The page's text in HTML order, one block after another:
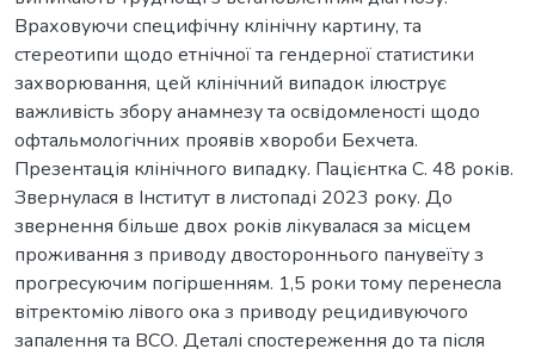
Враховуючи специфічну клінічну картину, та
стереотипи щодо етнічної та гендерної статистики
захворювання, цей клінічний випадок ілюструє
важливість збору анамнезу та освідомленості щодо
офтальмологічних проявів хвороби Бехчета.
Презентація клінічного випадку. Пацієнтка С. 48 років.
Звернулася в Інститут в листопаді 2023 року. До
звернення більше двох років лікувалася за місцем
проживання з приводу двостороннього панувеїту з
прогресуючим погіршенням. 1,5 роки тому перенесла
вітректомію лівого ока з приводу рецидивуючого
запалення та ВСО. Деталі спостереження до та після